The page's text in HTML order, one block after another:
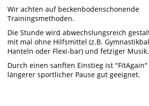
Wir achten auf beckenbodenschonende
Trainingsmethoden.
Die Stunde wird abwechslungsreich
mit mal ohne Hilfsmittel (z.B.
Hanteln oder Flexi-bar) und fetziger Musik.
Durch einen sanften Einstieg ist "FitAgain"
längerer sportlicher Pause gut geeignet.